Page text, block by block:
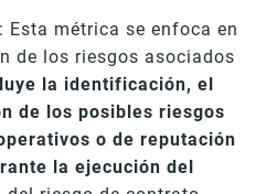
: Esta métrica se enfoca en
de los riesgos asociados
la identificación, el
de los posibles riesgos
o de reputación
la ejecución del